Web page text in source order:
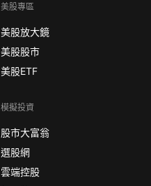
美股專區
美股放大鏡
美股股市
美股ETF
模擬投資
股市大富翁
選股網
雲端控股